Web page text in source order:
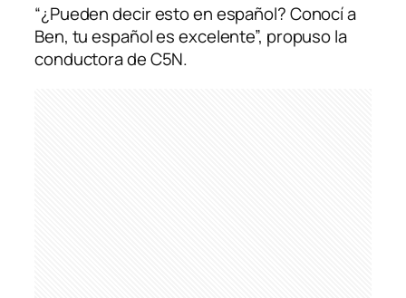
“¿Pueden decir esto en español? Conocí a
Ben, tu español es excelente”, propuso la
conductora de C5N.